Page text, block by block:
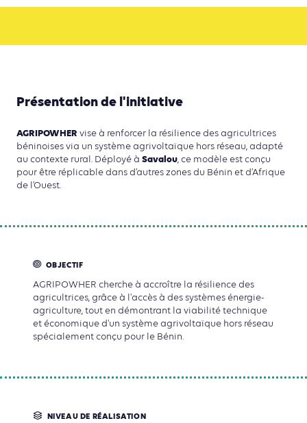
Présentation de l'initiative
AGRIPOWHER vise à renforcer la résilience des agricultrices
béninoises via un système agrivoltaïque hors réseau, adapté
au contexte rural. Déployé à Savalou, ce modèle est conçu
pour être réplicable dans d’autres zones du Bénin et d’Afrique
de l’Ouest.
OBJECTIF
AGRIPOWHER cherche à accroître la résilience des
agricultrices, grâce à l'accès à des systèmes énergie-
agriculture, tout en démontrant la viabilité technique
et économique d'un système agrivoltaïque hors réseau
spécialement conçu pour le Bénin.
NIVEAU DE RÉALISATION